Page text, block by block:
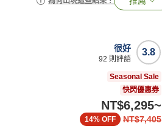
3.8
很好
92 則評語
Seasonal Sale
快閃優惠券
NT$6,295~
NT$7,405
14% OFF